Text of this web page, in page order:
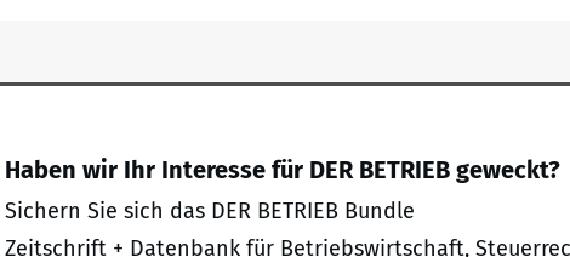
Haben wir Ihr Interesse für DER BETRIEB geweckt?
Sichern Sie sich das DER BETRIEB Bundle
Zeitschrift + Datenbank für Betriebswirtschaft,